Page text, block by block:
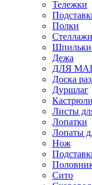
Тележки
Полки
Шпильки
Дежа
ДЛЯ
Доска
Дуршлаг
Кастрюли
Листы
Лопатки
Лопаты
Нож
Сито